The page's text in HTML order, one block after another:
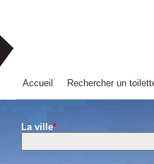
Accueil Rechercher un
La ville*